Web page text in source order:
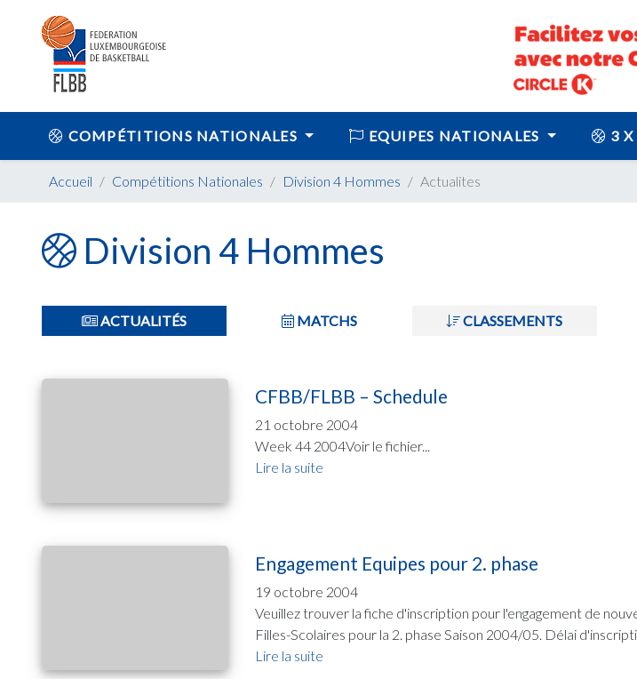
COMPÉTITIONS NATIONALES EQUIPES NATIONALES 3 X
Accueil Compétitions Nationales Division 4 Hommes Actualites
Division 4 Hommes
ACTUALITÉS MATCHS CLASSEMENTS
CFBB/FLBB – Schedule
21 octobre 2004
Week 44 2004Voir le fichier...
Lire la suite
Engagement Equipes pour 2. phase
19 octobre 2004
Veuillez trouver la fiche d'inscription pour l'engagement de
Filles-Scolaires pour la 2. phase Saison 2004/05. Délai
Lire la suite